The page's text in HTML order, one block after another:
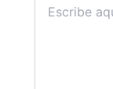
aquí...